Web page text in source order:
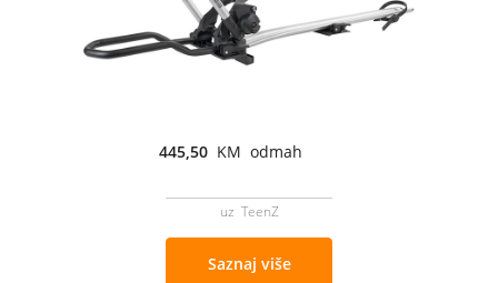
445,50 KM odmah
uz TeenZ
Saznaj više